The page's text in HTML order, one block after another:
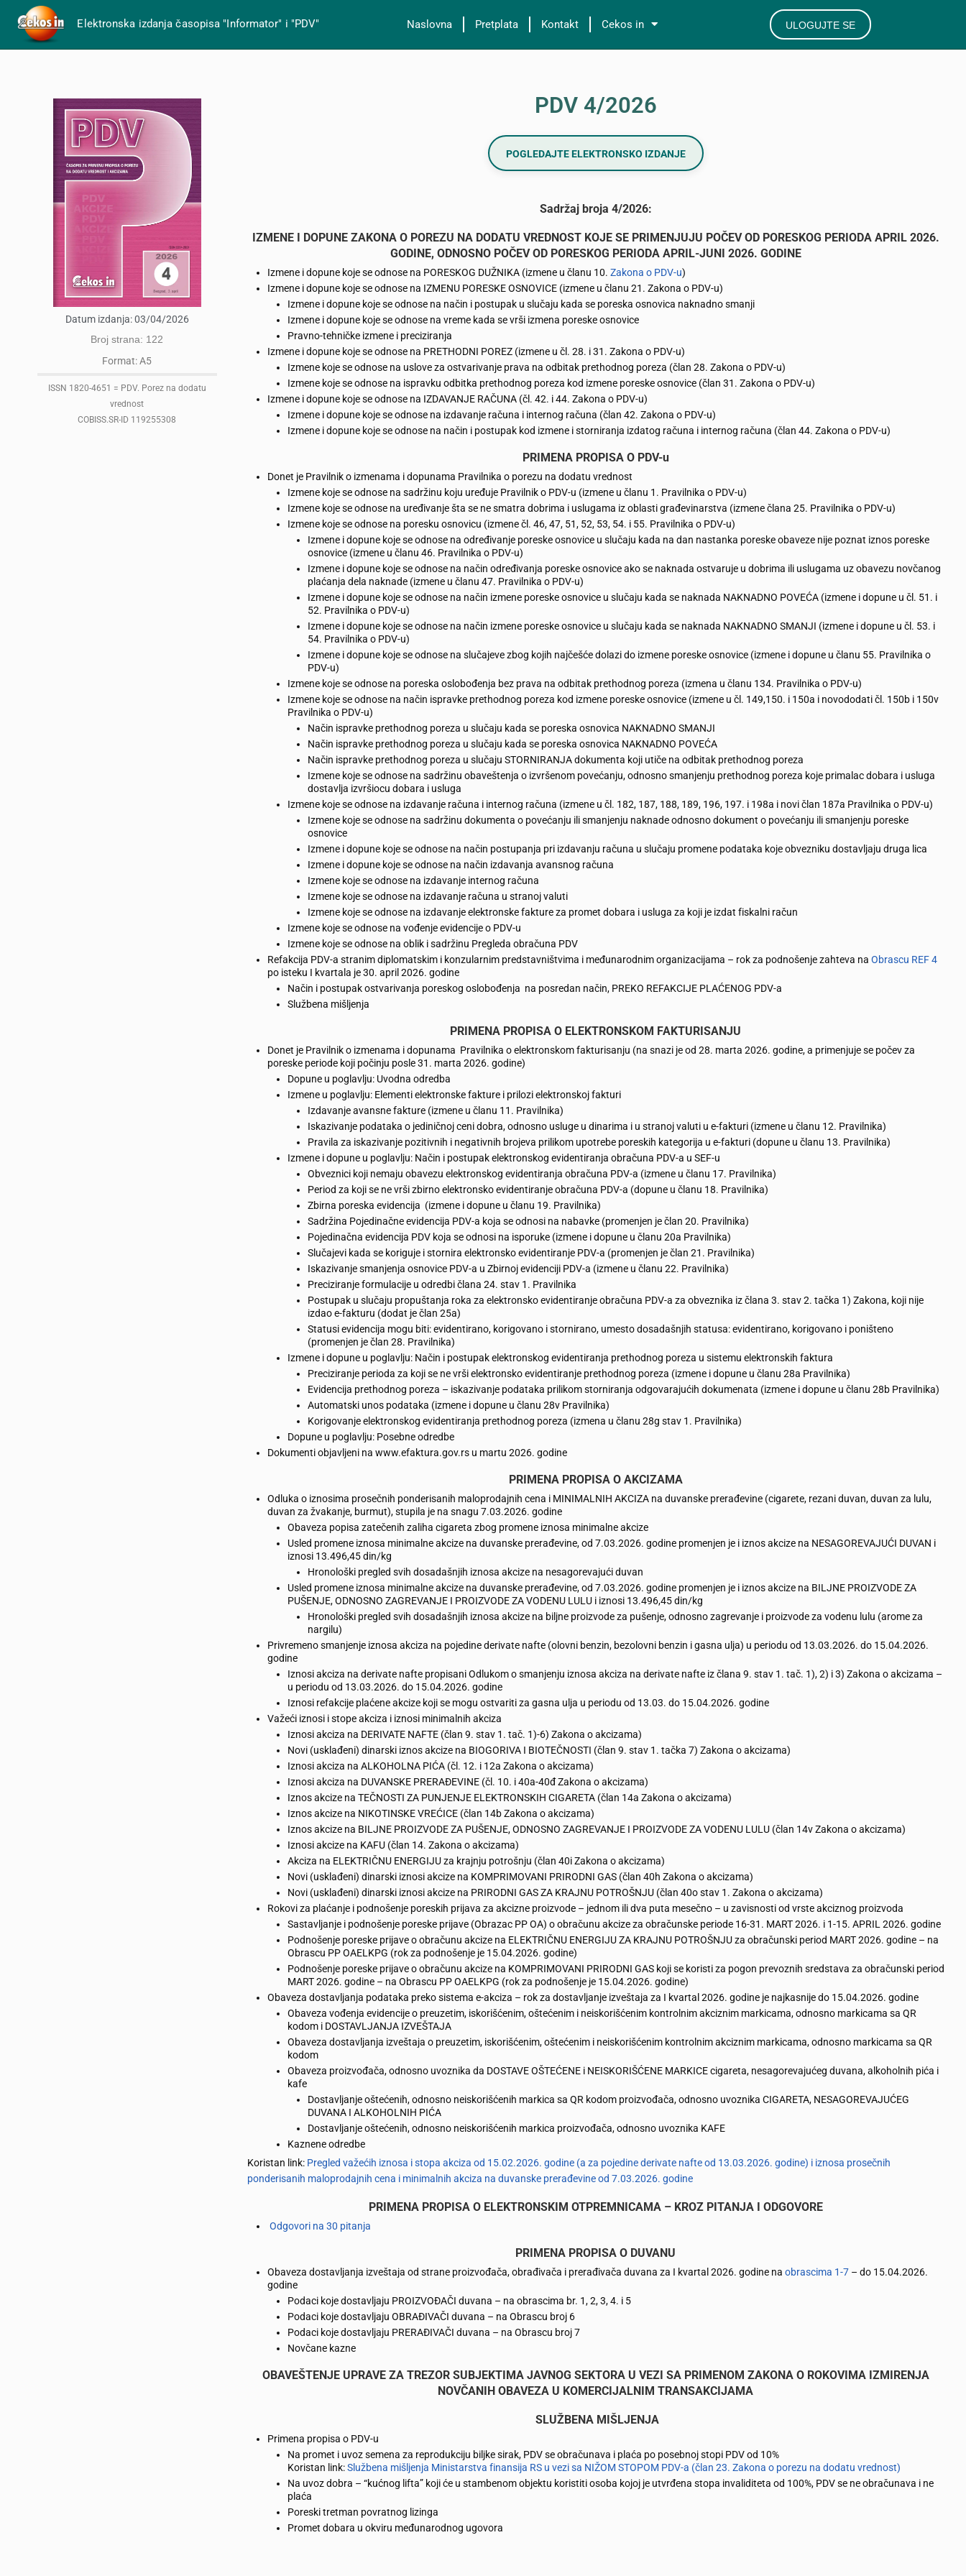
Elektronska izdanja časopisa "Informator" i "PDV" Naslovna Pretplata Kontakt Cekos in ULOGUJTE SE
Datum izdanja:03/04/2026
Broj strana: 122
Format: A5
ISSN 1820-4651 = PDV. Porez na dodatu
vrednost
COBISS.SR-ID 119255308
PDV 4/2026
POGLEDAJTE ELEKTRONSKO IZDANJE
Sadržaj broja 4/2026:
IZMENE I DOPUNE ZAKONA O POREZU NA DODATU VREDNOST KOJE SE PRIMENJUJU POČEV OD PORESKOG PERIODA APRIL 2026.
GODINE, ODNOSNO POČEV OD PORESKOG PERIODA APRIL-JUNI 2026. GODINE
Izmene i dopune koje se odnose na PORESKOG DUŽNIKA (izmene u članu 10. Zakona o PDV-u)
Izmene i dopune koje se odnose na IZMENU PORESKE OSNOVICE (izmene u članu 21. Zakona o PDV-u)
Izmene i dopune koje se odnose na način i postupak u slučaju kada se poreska osnovica naknadno smanji
Izmene i dopune koje se odnose na vreme kada se vrši izmena poreske osnovice
Pravno-tehničke izmene i preciziranja
Izmene i dopune koje se odnose na PRETHODNI POREZ (izmene u čl. 28. i 31. Zakona o PDV-u)
Izmene koje se odnose na uslove za ostvarivanje prava na odbitak prethodnog poreza (član 28. Zakona o PDV-u)
Izmene koje se odnose na ispravku odbitka prethodnog poreza kod izmene poreske osnovice (član 31. Zakona o PDV-u)
Izmene i dopune koje se odnose na IZDAVANJE RAČUNA (čl. 42. i 44. Zakona o PDV-u)
Izmene i dopune koje se odnose na izdavanje računa i internog računa (član 42. Zakona o PDV-u)
Izmene i dopune koje se odnose na način i postupak kod izmene i storniranja izdatog računa i internog računa (član 44. Zakona o PDV-u)
PRIMENA PROPISA O PDV-u
Donet je Pravilnik o izmenama i dopunama Pravilnika o porezu na dodatu vrednost
Izmene koje se odnose na sadržinu koju uređuje Pravilnik o PDV-u (izmene u članu 1. Pravilnika o PDV-u)
Izmene koje se odnose na uređivanje šta se ne smatra dobrima i uslugama iz oblasti građevinarstva (izmene člana 25. Pravilnika o PDV-u)
Izmene koje se odnose na poresku osnovicu (izmene čl. 46, 47, 51, 52, 53, 54. i 55. Pravilnika o PDV-u)
Izmene i dopune koje se odnose na određivanje poreske osnovice u slučaju kada na dan nastanka poreske obaveze nije poznat iznos poreske
osnovice (izmene u članu 46. Pravilnika o PDV-u)
Izmene i dopune koje se odnose na način određivanja poreske osnovice ako se naknada ostvaruje u dobrima ili uslugama uz obavezu novčanog
plaćanja dela naknade (izmene u članu 47. Pravilnika o PDV-u)
Izmene i dopune koje se odnose na način izmene poreske osnovice u slučaju kada se naknada NAKNADNO POVEĆA (izmene i dopune u čl. 51. i
52. Pravilnika o PDV-u)
Izmene i dopune koje se odnose na način izmene poreske osnovice u slučaju kada se naknada NAKNADNO SMANJI (izmene i dopune u čl. 53. i
54. Pravilnika o PDV-u)
Izmene i dopune koje se odnose na slučajeve zbog kojih najčešće dolazi do izmene poreske osnovice (izmene i dopune u članu 55. Pravilnika o
PDV-u)
Izmene koje se odnose na poreska oslobođenja bez prava na odbitak prethodnog poreza (izmena u članu 134. Pravilnika o PDV-u)
Izmene koje se odnose na način ispravke prethodnog poreza kod izmene poreske osnovice (izmene u čl. 149,150. i 150a i novododati čl. 150b i 150v
Pravilnika o PDV-u)
Način ispravke prethodnog poreza u slučaju kada se poreska osnovica NAKNADNO SMANJI
Način ispravke prethodnog poreza u slučaju kada se poreska osnovica NAKNADNO POVEĆA
Način ispravke prethodnog poreza u slučaju STORNIRANJA dokumenta koji utiče na odbitak prethodnog poreza
Izmene koje se odnose na sadržinu obaveštenja o izvršenom povećanju, odnosno smanjenju prethodnog poreza koje primalac dobara i usluga
dostavlja izvršiocu dobara i usluga
Izmene koje se odnose na izdavanje računa i internog računa (izmene u čl. 182, 187, 188, 189, 196, 197. i 198a i novi član 187a Pravilnika o PDV-u)
Izmene koje se odnose na sadržinu dokumenta o povećanju ili smanjenju naknade odnosno dokument o povećanju ili smanjenju poreske
osnovice
Izmene i dopune koje se odnose na način postupanja pri izdavanju računa u slučaju promene podataka koje obvezniku dostavljaju druga lica
Izmene i dopune koje se odnose na način izdavanja avansnog računa
Izmene koje se odnose na izdavanje internog računa
Izmene koje se odnose na izdavanje računa u stranoj valuti
Izmene koje se odnose na izdavanje elektronske fakture za promet dobara i usluga za koji je izdat fiskalni račun
Izmene koje se odnose na vođenje evidencije o PDV-u
Izmene koje se odnose na oblik i sadržinu Pregleda obračuna PDV
Refakcija PDV-a stranim diplomatskim i konzularnim predstavništvima i međunarodnim organizacijama – rok za podnošenje zahteva na Obrascu REF 4
po isteku I kvartala je 30. april 2026. godine
Način i postupak ostvarivanja poreskog oslobođenja na posredan način, PREKO REFAKCIJE PLAĆENOG PDV-a
Službena mišljenja
PRIMENA PROPISA O ELEKTRONSKOM FAKTURISANJU
Donet je Pravilnik o izmenama i dopunama Pravilnika o elektronskom fakturisanju (na snazi je od 28. marta 2026. godine, a primenjuje se počev za
poreske periode koji počinju posle 31. marta 2026. godine)
Dopune u poglavlju: Uvodna odredba
Izmene u poglavlju: Elementi elektronske fakture i prilozi elektronskoj fakturi
Izdavanje avansne fakture (izmene u članu 11. Pravilnika)
Iskazivanje podataka o jediničnoj ceni dobra, odnosno usluge u dinarima i u stranoj valuti u e-fakturi (izmene u članu 12. Pravilnika)
Pravila za iskazivanje pozitivnih i negativnih brojeva prilikom upotrebe poreskih kategorija u e-fakturi (dopune u članu 13. Pravilnika)
Izmene i dopune u poglavlju: Način i postupak elektronskog evidentiranja obračuna PDV-a u SEF-u
Obveznici koji nemaju obavezu elektronskog evidentiranja obračuna PDV-a (izmene u članu 17. Pravilnika)
Period za koji se ne vrši zbirno elektronsko evidentiranje obračuna PDV-a (dopune u članu 18. Pravilnika)
Zbirna poreska evidencija (izmene i dopune u članu 19. Pravilnika)
Sadržina Pojedinačne evidencija PDV-a koja se odnosi na nabavke (promenjen je član 20. Pravilnika)
Pojedinačna evidencija PDV koja se odnosi na isporuke (izmene i dopune u članu 20a Pravilnika)
Slučajevi kada se koriguje i stornira elektronsko evidentiranje PDV-a (promenjen je član 21. Pravilnika)
Iskazivanje smanjenja osnovice PDV-a u Zbirnoj evidenciji PDV-a (izmene u članu 22. Pravilnika)
Preciziranje formulacije u odredbi člana 24. stav 1. Pravilnika
Postupak u slučaju propuštanja roka za elektronsko evidentiranje obračuna PDV-a za obveznika iz člana 3. stav 2. tačka 1) Zakona, koji nije
izdao e-fakturu (dodat je član 25a)
Statusi evidencija mogu biti: evidentirano, korigovano i stornirano, umesto dosadašnjih statusa: evidentirano, korigovano i poništeno
(promenjen je član 28. Pravilnika)
Izmene i dopune u poglavlju: Način i postupak elektronskog evidentiranja prethodnog poreza u sistemu elektronskih faktura
Preciziranje perioda za koji se ne vrši elektronsko evidentiranje prethodnog poreza (izmene i dopune u članu 28a Pravilnika)
Evidencija prethodnog poreza – iskazivanje podataka prilikom storniranja odgovarajućih dokumenata (izmene i dopune u članu 28b Pravilnika)
Automatski unos podataka (izmene i dopune u članu 28v Pravilnika)
Korigovanje elektronskog evidentiranja prethodnog poreza (izmena u članu 28g stav 1. Pravilnika)
Dopune u poglavlju: Posebne odredbe
Dokumenti objavljeni na www.efaktura.gov.rs u martu 2026. godine
PRIMENA PROPISA O AKCIZAMA
Odluka o iznosima prosečnih ponderisanih maloprodajnih cena i MINIMALNIH AKCIZA na duvanske prerađevine (cigarete, rezani duvan, duvan za lulu,
duvan za žvakanje, burmut), stupila je na snagu 7.03.2026. godine
Obaveza popisa zatečenih zaliha cigareta zbog promene iznosa minimalne akcize
Usled promene iznosa minimalne akcize na duvanske prerađevine, od 7.03.2026. godine promenjen je i iznos akcize na NESAGOREVAJUĆI DUVAN i
iznosi 13.496,45 din/kg
Hronološki pregled svih dosadašnjih iznosa akcize na nesagorevajući duvan
Usled promene iznosa minimalne akcize na duvanske prerađevine, od 7.03.2026. godine promenjen je i iznos akcize na BILJNE PROIZVODE ZA
PUŠENJE, ODNOSNO ZAGREVANJE I PROIZVODE ZA VODENU LULU i iznosi 13.496,45 din/kg
Hronološki pregled svih dosadašnjih iznosa akcize na biljne proizvode za pušenje, odnosno zagrevanje i proizvode za vodenu lulu (arome za
nargilu)
Privremeno smanjenje iznosa akciza na pojedine derivate nafte (olovni benzin, bezolovni benzin i gasna ulja) u periodu od 13.03.2026. do 15.04.2026.
godine
Iznosi akciza na derivate nafte propisani Odlukom o smanjenju iznosa akciza na derivate nafte iz člana 9. stav 1. tač. 1), 2) i 3) Zakona o akcizama –
u periodu od 13.03.2026. do 15.04.2026. godine
Iznosi refakcije plaćene akcize koji se mogu ostvariti za gasna ulja u periodu od 13.03. do 15.04.2026. godine
Važeći iznosi i stope akciza i iznosi minimalnih akciza
Iznosi akciza na DERIVATE NAFTE (član 9. stav 1. tač. 1)-6) Zakona o akcizama)
Novi (usklađeni) dinarski iznos akcize na BIOGORIVA I BIOTEČNOSTI (član 9. stav 1. tačka 7) Zakona o akcizama)
Iznosi akciza na ALKOHOLNA PIĆA (čl. 12. i 12a Zakona o akcizama)
Iznosi akciza na DUVANSKE PRERAĐEVINE (čl. 10. i 40a-40đ Zakona o akcizama)
Iznos akcize na TEČNOSTI ZA PUNJENJE ELEKTRONSKIH CIGARETA (član 14a Zakona o akcizama)
Iznos akcize na NIKOTINSKE VREĆICE (član 14b Zakona o akcizama)
Iznos akcize na BILJNE PROIZVODE ZA PUŠENJE, ODNOSNO ZAGREVANJE I PROIZVODE ZA VODENU LULU (član 14v Zakona o akcizama)
Iznosi akcize na KAFU (član 14. Zakona o akcizama)
Akciza na ELEKTRIČNU ENERGIJU za krajnju potrošnju (član 40i Zakona o akcizama)
Novi (usklađeni) dinarski iznosi akcize na KOMPRIMOVANI PRIRODNI GAS (član 40h Zakona o akcizama)
Novi (usklađeni) dinarski iznosi akcize na PRIRODNI GAS ZA KRAJNU POTROŠNJU (član 40o stav 1. Zakona o akcizama)
Rokovi za plaćanje i podnošenje poreskih prijava za akcizne proizvode – jednom ili dva puta mesečno – u zavisnosti od vrste akciznog proizvoda
Sastavljanje i podnošenje poreske prijave (Obrazac PP OA) o obračunu akcize za obračunske periode 16-31. MART 2026. i 1-15. APRIL 2026. godine
Podnošenje poreske prijave o obračunu akcize na ELEKTRIČNU ENERGIJU ZA KRAJNU POTROŠNJU za obračunski period MART 2026. godine – na
Obrascu PP OAELKPG (rok za podnošenje je 15.04.2026. godine)
Podnošenje poreske prijave o obračunu akcize na KOMPRIMOVANI PRIRODNI GAS koji se koristi za pogon prevoznih sredstava za obračunski period
MART 2026. godine – na Obrascu PP OAELKPG (rok za podnošenje je 15.04.2026. godine)
Obaveza dostavljanja podataka preko sistema e-akciza – rok za dostavljanje izveštaja za I kvartal 2026. godine je najkasnije do 15.04.2026. godine
Obaveza vođenja evidencije o preuzetim, iskorišćenim, oštećenim i neiskorišćenim kontrolnim akciznim markicama, odnosno markicama sa QR
kodom i DOSTAVLJANJA IZVEŠTAJA
Obaveza dostavljanja izveštaja o preuzetim, iskorišćenim, oštećenim i neiskorišćenim kontrolnim akciznim markicama, odnosno markicama sa QR
kodom
Obaveza proizvođača, odnosno uvoznika da DOSTAVE OŠTEĆENE i NEISKORIŠĆENE MARKICE cigareta, nesagorevajućeg duvana, alkoholnih pića i
kafe
Dostavljanje oštećenih, odnosno neiskorišćenih markica sa QR kodom proizvođača, odnosno uvoznika CIGARETA, NESAGOREVAJUĆEG
DUVANA I ALKOHOLNIH PIĆA
Dostavljanje oštećenih, odnosno neiskorišćenih markica proizvođača, odnosno uvoznika KAFE
Kaznene odredbe
Koristan link: Pregled važećih iznosa i stopa akciza od 15.02.2026. godine (a za pojedine derivate nafte od 13.03.2026. godine) i iznosa prosečnih
ponderisanih maloprodajnih cena i minimalnih akciza na duvanske prerađevine od 7.03.2026. godine
PRIMENA PROPISA O ELEKTRONSKIM OTPREMNICAMA – KROZ PITANJA I ODGOVORE
Odgovori na 30 pitanja
PRIMENA PROPISA O DUVANU
Obaveza dostavljanja izveštaja od strane proizvođača, obrađivača i prerađivača duvana za I kvartal 2026. godine na obrascima 1-7– do 15.04.2026.
godine
Podaci koje dostavljaju PROIZVOĐAČI duvana – na obrascima br. 1, 2, 3, 4. i 5
Podaci koje dostavljaju OBRAĐIVAČI duvana – na Obrascu broj 6
Podaci koje dostavljaju PRERAĐIVAČI duvana – na Obrascu broj 7
Novčane kazne
OBAVEŠTENJE UPRAVE ZA TREZOR SUBJEKTIMA JAVNOG SEKTORA U VEZI SA PRIMENOM ZAKONA O ROKOVIMA IZMIRENJA
NOVČANIH OBAVEZA U KOMERCIJALNIM TRANSAKCIJAMA
SLUŽBENA MIŠLJENJA
Primena propisa o PDV-u
Na promet i uvoz semena za reprodukciju biljke sirak, PDV se obračunava i plaća po posebnoj stopi PDV od 10%
Koristan link:Službena mišljenja Ministarstva finansija RS u vezi sa NIŽOM STOPOM PDV-a (član 23. Zakona o porezu na dodatu vrednost)
Na uvoz dobra – “kućnog lifta” koji će u stambenom objektu koristiti osoba kojoj je utvrđena stopa invaliditeta od 100%, PDV se ne obračunava i ne
plaća
Poreski tretman povratnog lizinga
Promet dobara u okviru međunarodnog ugovora